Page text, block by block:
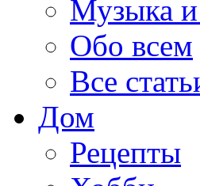
Музыка
Обо всем
Все
Дом
Рецепты